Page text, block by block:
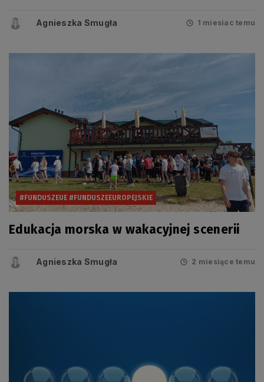
Agnieszka Smugła 1 miesiac temu
#FUNDUSZEUE #FUNDUSZEEUROPEJSKIE
Edukacja morska w wakacyjnej scenerii
Agnieszka Smugła 2 miesiące temu